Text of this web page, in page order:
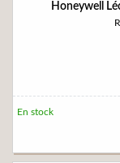
Honeywell
En stock